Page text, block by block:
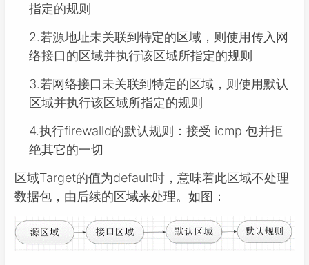
指定的规则
2.若源地址未关联到特定的区域，则使用传入网
络接口的区域并执行该区域所指定的规则
3.若网络接口未关联到特定的区域，则使用默认
区域并执行该区域所指定的规则
4.执行firewalld的默认规则：接受 icmp 包并拒
绝其它的一切
区域Target的值为default时，意味着此区域不处理
数据包，由后续的区域来处理。如图：